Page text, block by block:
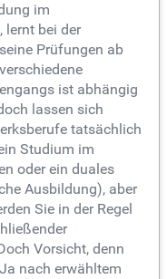
im
lernt bei der
Prüfungen ab
ist abhängig
lassen sich
tatsächlich
Studium im
oder ein duales
Ausbildung), aber
Sie in der Regel
Vorsicht, denn
nach erwähltem